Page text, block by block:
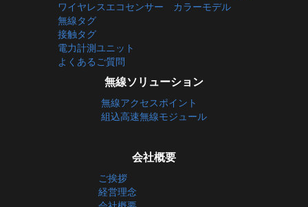
ワイヤレスエコセンサー カラーモデル
無線タグ
接触タグ
電力計測ユニット
よくあるご質問
無線ソリューション
無線アクセスポイント
組込高速無線モジュール
会社概要
ご挨拶
経営理念